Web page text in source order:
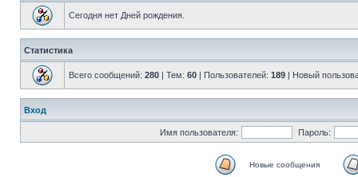
Сегодня нет Дней рождения.
Статистика
Всего сообщений: 280 | Тем: 60 | Пользователей: 189 | Новый
Вход
Имя пользователя: Пароль:
Новые сообщения